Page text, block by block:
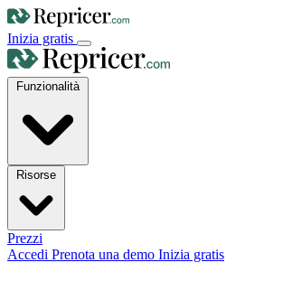
Inizia gratis
Funzionalità
Prezzi
Accedi Prenota una demo Inizia gratis